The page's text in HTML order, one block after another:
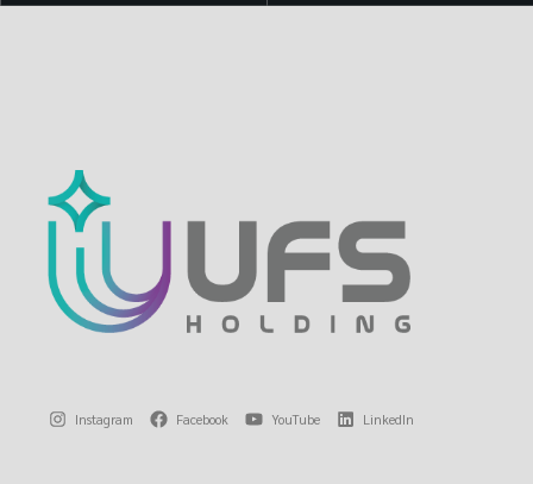
Instagram Facebook YouTube LinkedIn